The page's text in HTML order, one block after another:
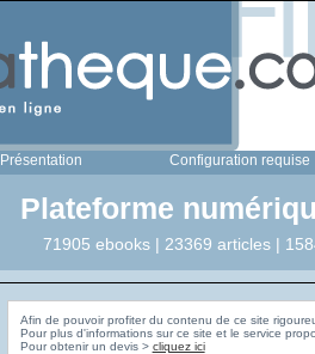
Présentation Configuration requise
Plateforme
71905 ebooks | 23369 articles |
Afin de pouvoir profiter du contenu de ce site
Pour plus d'informations sur ce site et le service
Pour obtenir un devis > cliquez ici